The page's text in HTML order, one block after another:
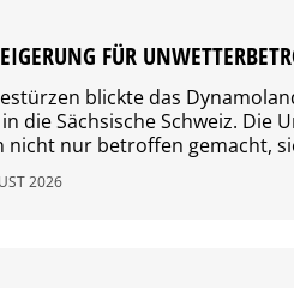
FÜR
blickte das
die Sächsische Schweiz. Die
nicht nur betroffen gemacht,
möchte ihrer
2026